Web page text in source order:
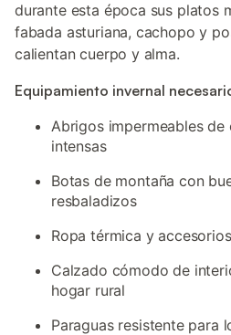
durante esta época sus platos
fabada asturiana, cachopo y
calientan cuerpo y alma.
Equipamiento invernal
Abrigos impermeables de
intensas
Botas de montaña con
resbaladizos
Ropa térmica y
Calzado cómodo de
hogar rural
Paraguas resistente para